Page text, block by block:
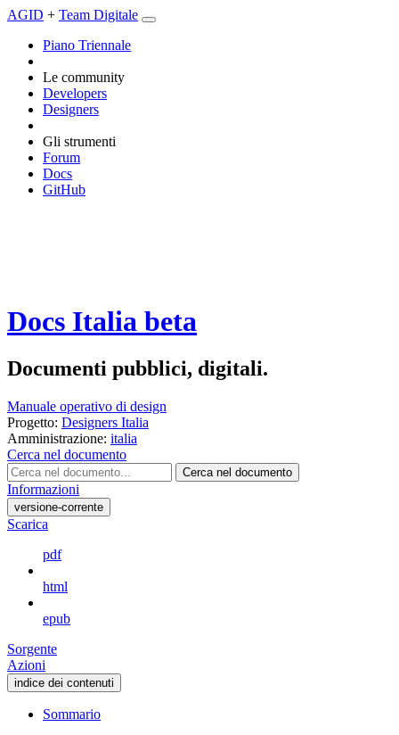
AGID + Team Digitale
Piano Triennale
Le community
Developers
Designers
Gli strumenti
Forum
Docs
GitHub
Docs Italia beta
Documenti pubblici, digitali.
Manuale operativo di design
Progetto: Designers Italia
Amministrazione: italia
Cerca nel documento
Cerca nel documento
Informazioni
versione-corrente
Scarica
pdf
html
epub
Sorgente
Azioni
indice dei contenuti
Sommario